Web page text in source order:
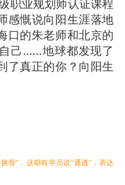
职业规划师认证课程
感慨说向阳生涯落地
口的朱老师和北京的
己……地球都发现了
了真正的你？向阳生
骨”，这期有学员说“通透”，表达